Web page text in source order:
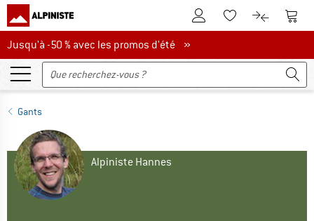
Vers le compte client
Vers la liste
Vers le
Jusqu'à -50 % avec les promos d'été
Jusqu'à -50 % avec les promos d'été »
Gants
Alpiniste Hannes